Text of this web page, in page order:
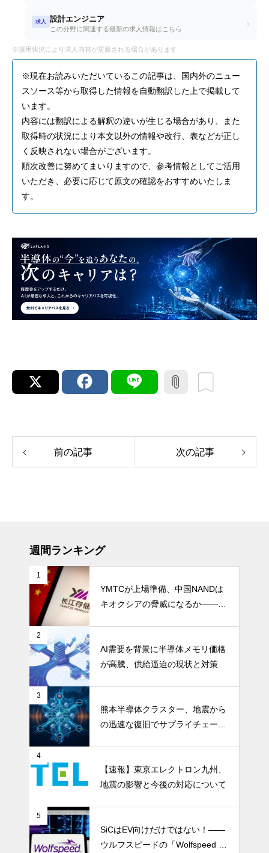
求人 設計エンジニア
この分野に関連する最新の求人情報はこちら ›
※採用状況により求人内容が更新される場合があります
※現在お読みいただいているこの記事は、国内外のニュー
スソース等から取得した情報を自動翻訳した上で掲載して
います。
内容には翻訳による解釈の違いが生じる場合があり、また
取得時の状況により本文以外の情報や改行、表などが正し
く反映されない場合がございます。
順次改善に努めてまいりますので、参考情報としてご活用
いただき、必要に応じて原文の確認をおすすめいたしま
す。
前の記事 次の記事
週間ランキング
1
YMTCが上場準備、中国NANDは
キオクシアの脅威になるか――AI
2
AI需要を背景に半導体メモリ価格
が高騰、供給逼迫の現状と対策
3
熊本半導体クラスター、地震から
の迅速な復旧でサプライチェーン
4
【速報】東京エレクトロン九州、
地震の影響と今後の対応について
5
SiCはEV向けだけではない！――
ウルフスピードの「Wolfspeed G